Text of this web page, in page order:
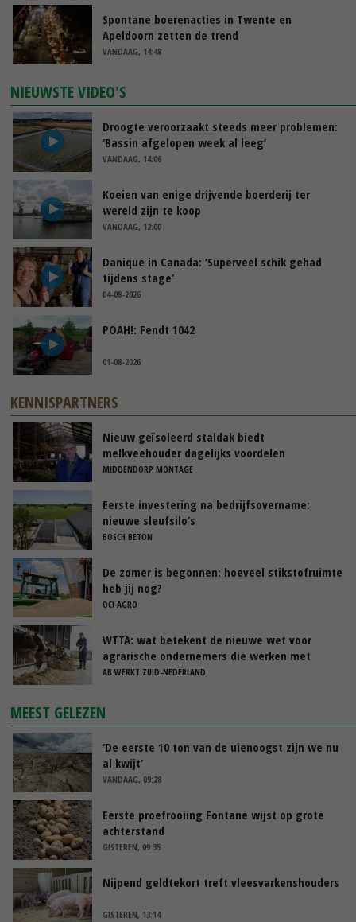
Spontane boerenacties in Twente en
Apeldoorn zetten de trend
VANDAAG, 14:48
NIEUWSTE VIDEO'S
Droogte veroorzaakt steeds meer problemen:
‘Bassin afgelopen week al leeg’
VANDAAG, 14:06
Koeien van enige drijvende boerderij ter
wereld zijn te koop
VANDAAG, 12:00
Danique in Canada: ‘Superveel schik gehad
tijdens stage’
04-08-2026
POAH!: Fendt 1042
01-08-2026
KENNISPARTNERS
Nieuw geïsoleerd staldak biedt
melkveehouder dagelijks voordelen
MIDDENDORP MONTAGE
Eerste investering na bedrijfsovername:
nieuwe sleufsilo’s
BOSCH BETON
De zomer is begonnen: hoeveel stikstofruimte
heb jij nog?
OCI AGRO
WTTA: wat betekent de nieuwe wet voor
agrarische ondernemers die werken met
uitzendkrachten?
AB WERKT ZUID-NEDERLAND
MEEST GELEZEN
‘De eerste 10 ton van de uienoogst zijn we nu
al kwijt’
VANDAAG, 09:28
Eerste proefrooiing Fontane wijst op grote
achterstand
GISTEREN, 09:35
Nijpend geldtekort treft vleesvarkenshouders
GISTEREN, 13:14